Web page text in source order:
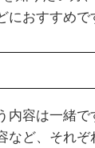
おすすめで
内容は一緒
など、それぞ